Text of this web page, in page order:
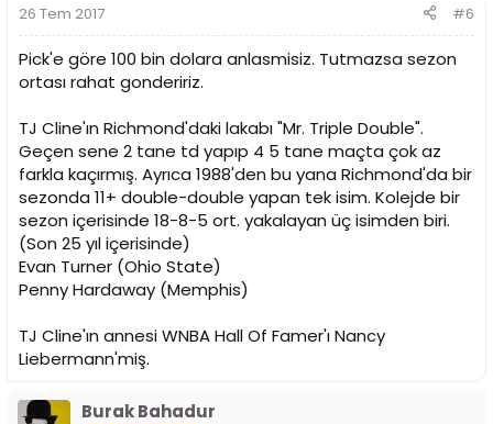
26 Tem 2017 #6
Pick'e göre 100 bin dolara anlasmisiz. Tutmazsa sezon
ortası rahat gondeririz.
TJ Cline'ın Richmond'daki lakabı "Mr. Triple Double".
Geçen sene 2 tane td yapıp 4 5 tane maçta çok az
farkla kaçırmış. Ayrıca 1988'den bu yana Richmond'da bir
sezonda 11+ double-double yapan tek isim. Kolejde bir
sezon içerisinde 18-8-5 ort. yakalayan üç isimden biri.
(Son 25 yıl içerisinde)
Evan Turner (Ohio State)
Penny Hardaway (Memphis)
TJ Cline'ın annesi WNBA Hall Of Famer'ı Nancy
Liebermann'miş.
Burak Bahadur